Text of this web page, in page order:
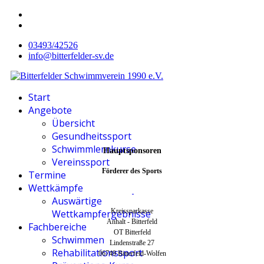
03493/42526
info@bitterfelder-sv.de
Start
Angebote
Übersicht
Gesundheitssport
Schwimmlernkurse
Vereinssport
Termine
Wettkämpfe
Auswärtige
Wettkampfergebnisse
Fachbereiche
Schwimmen
Rehabilitationssport
Hauptsponsoren
Förderer des Sports
Kreissparkasse
Anhalt - Bitterfeld
OT Bitterfeld
Lindenstraße 27
06749 Bitterfeld-Wolfen